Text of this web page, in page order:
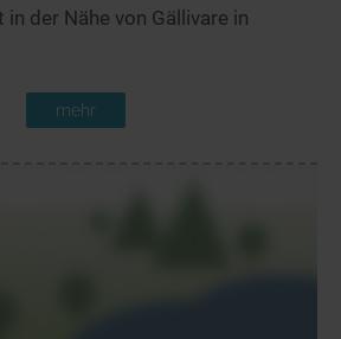
der Nähe von Gällivare in
mehr